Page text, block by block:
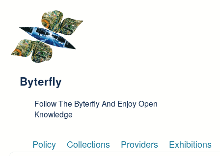
Byterfly
Follow The Byterfly And Enjoy Open
Knowledge
Policy Collections Providers Exhibitions